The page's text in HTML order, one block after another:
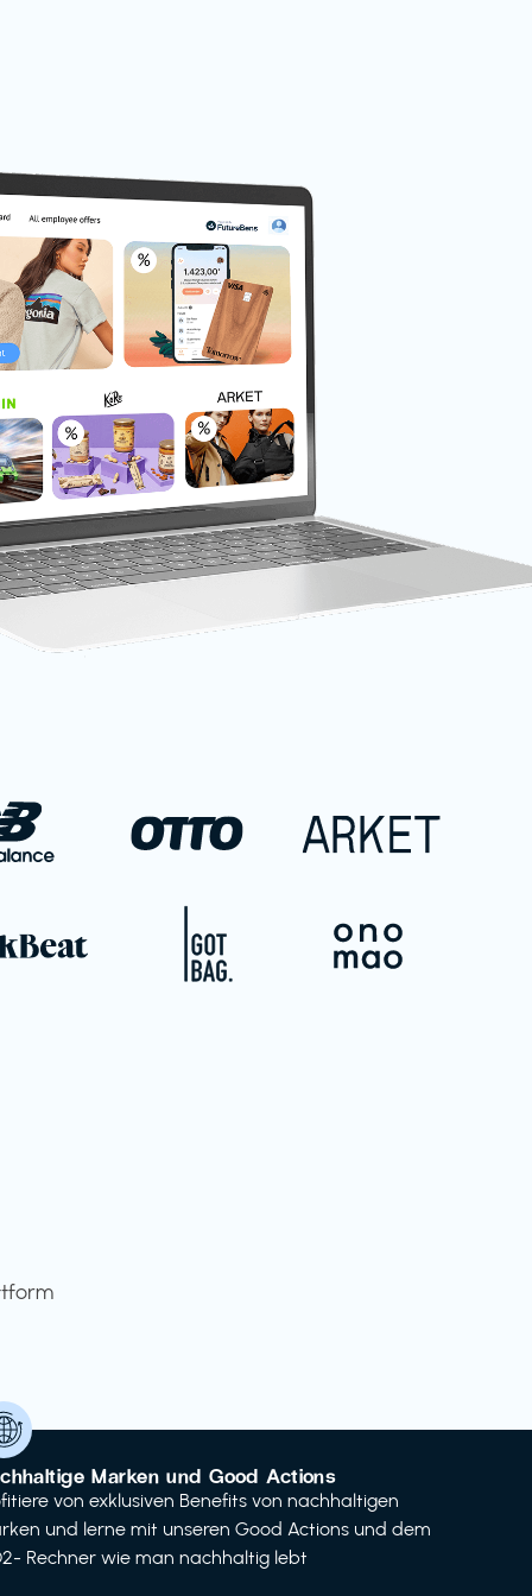
Marken und Good Actions
von exklusiven Benefits von nachhaltigen
und lerne mit unseren Good Actions und dem
Rechner wie man nachhaltig lebt